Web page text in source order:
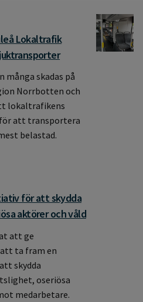
Lokaltrafik
många skadas på
Norrbotten och
lokaltrafikens
för att transportera
belastad.
för att skydda
aktörer och våld
att ge
ta fram en
skydda
oseriösa
medarbetare.